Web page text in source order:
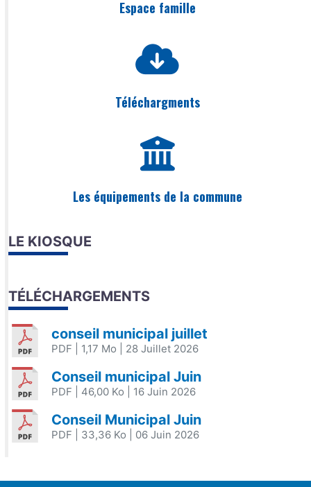
Espace famille
Téléchargments
Les équipements de la commune
LE KIOSQUE
TÉLÉCHARGEMENTS
conseil municipal juillet
PDF | 1,17 Mo | 28 Juillet 2026
Conseil municipal Juin
PDF | 46,00 Ko | 16 Juin 2026
Conseil Municipal Juin
PDF | 33,36 Ko | 06 Juin 2026